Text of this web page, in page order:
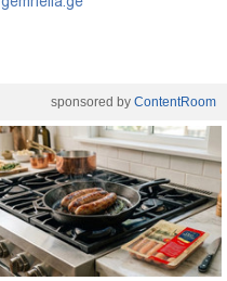
sponsored by ContentRoom